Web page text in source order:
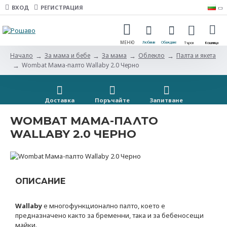
ВХОД РЕГИСТРАЦИЯ
Начало За мама и бебе За мама Облекло
Палта и якета
Wombat Мама-палто Wallaby 2.0 Черно
Доставка Поръчайте Запитванe
WOMBAT МАМА-ПАЛТО
WALLABY 2.0 ЧЕРНО
ОПИСАНИЕ
Wallabye многофункционално палто, което е
предназначено както за бременни, така и за бебеносещи
майки.